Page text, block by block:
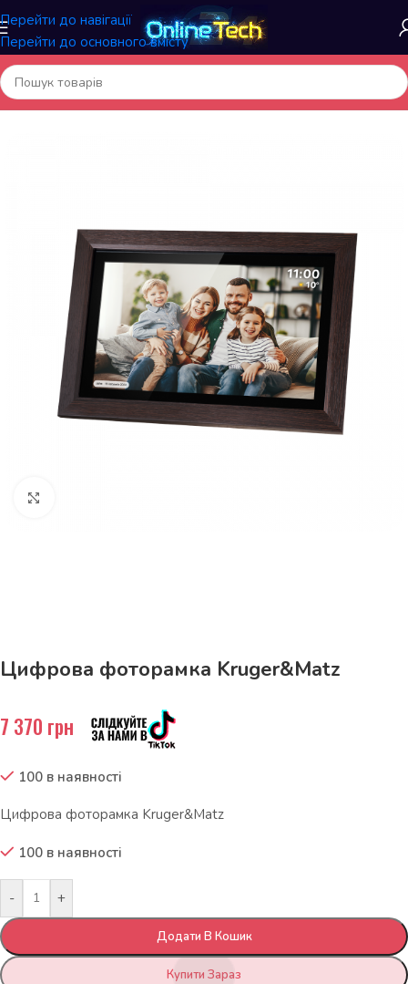
Перейти до навігації
Перейти до основного вмісту
Головна/Електроніка та гаджети
Цифрова фоторамка Kruger&Matz
7 370 грн
100 в наявності
Цифрова фоторамка Kruger&Matz
100 в наявності
- +
Додати В Кошик
Купити Зараз